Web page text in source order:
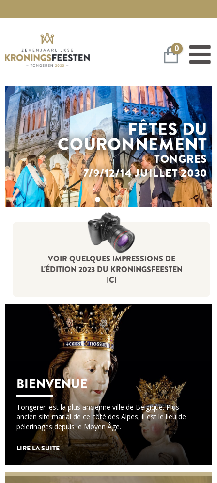
Panier
0
FÊTES DU
COURONNEMENT
TONGRES
7/9/12/14 JUILLET 2030
VOIR QUELQUES IMPRESSIONS DE
L'ÉDITION 2023 DU KRONINGSFEESTEN
ICI
BIENVENUE
Tongeren est la plus ancienne ville de Belgique. Plus
ancien site marial de ce côté des Alpes, il est le lieu de
pèlerinages depuis le Moyen Âge.
LIRE LA SUITE